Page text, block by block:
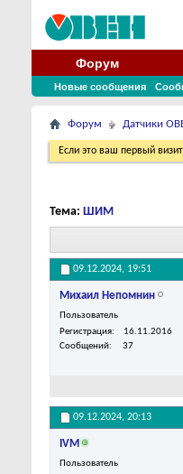
Форум
Новые сообщения
Форум Датчики
Если это ваш первый
Тема: ШИМ
09.12.2024, 19:51
Михаил Непомнин
Пользователь
Регистрация
16.11.2016
Сообщений
37
09.12.2024, 20:13
IVM
Пользователь